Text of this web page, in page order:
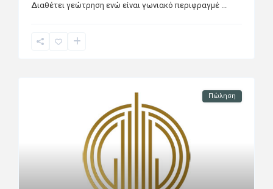
Διαθέτει γεώτρηση ενώ είναι γωνιακό περιφραγμέ ...
Πώληση